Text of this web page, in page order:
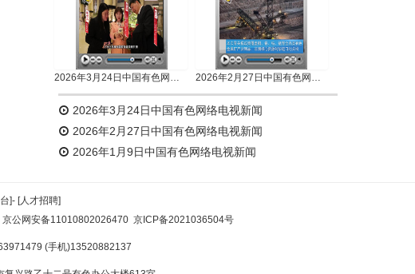
2026年3月24日中国有色网络电视新闻 2026年2月27日中国有色网络电视新闻
2026年3月24日中国有色网络电视新闻
2026年2月27日中国有色网络电视新闻
2026年1月9日中国有色网络电视新闻
]- [人才招聘]
京公网安备11010802026470 京ICP备2021036504号
(手机)13520882137